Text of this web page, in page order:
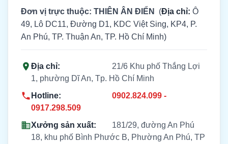
Đơn vị trực thuộc: THIÊN ÂN ĐIỂN (Địa chỉ: Ô
49, Lô DC11, Đường D1, KDC Việt Sing, KP4, P.
An Phú, TP. Thuận An, TP. Hồ Chí Minh)
Địa chỉ:
21/6 Khu phố Thắng Lợi
1, phường Dĩ An, Tp. Hồ Chí Minh
Hotline:
0902.824.099 -
0917.298.509
Xưởng sản xuất:
181/29, đường An Phú
18, khu phố Bình Phước B, Phường An Phú, TP